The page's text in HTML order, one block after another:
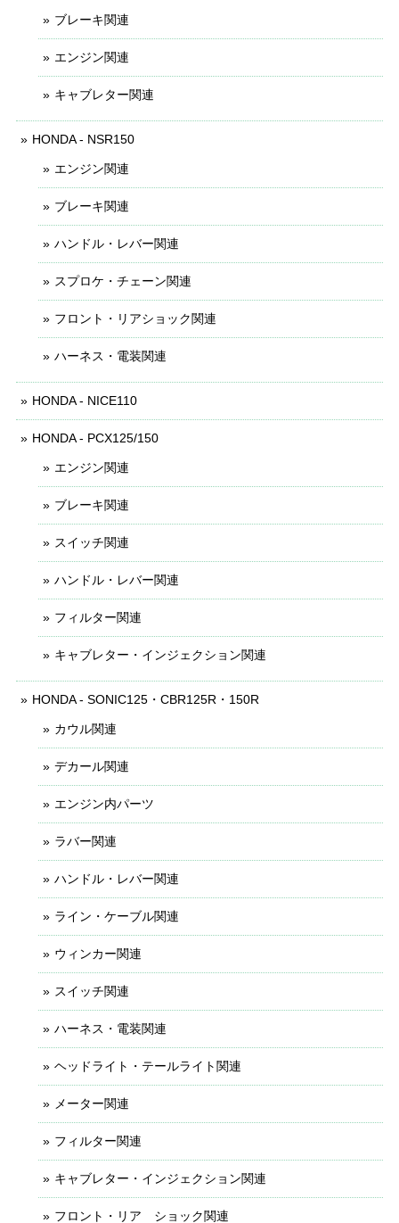
ブレーキ関連
エンジン関連
キャブレター関連
HONDA - NSR150
エンジン関連
ブレーキ関連
ハンドル・レバー関連
スプロケ・チェーン関連
フロント・リアショック関連
ハーネス・電装関連
HONDA - NICE110
HONDA - PCX125/150
エンジン関連
ブレーキ関連
スイッチ関連
ハンドル・レバー関連
フィルター関連
キャブレター・インジェクション関連
HONDA - SONIC125・CBR125R・150R
カウル関連
デカール関連
エンジン内パーツ
ラバー関連
ハンドル・レバー関連
ライン・ケーブル関連
ウィンカー関連
スイッチ関連
ハーネス・電装関連
ヘッドライト・テールライト関連
メーター関連
フィルター関連
キャブレター・インジェクション関連
フロント・リア ショック関連